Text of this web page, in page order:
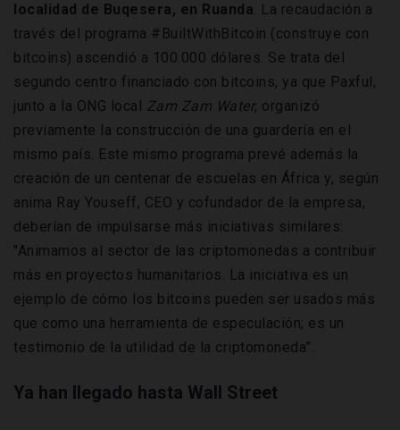
localidad de Buqesera, en Ruanda. La recaudación a
través del programa #BuiltWithBitcoin (construye con
bitcoins) ascendió a 100.000 dólares. Se trata del
segundo centro financiado con bitcoins, ya que Paxful,
junto a la ONG local Zam Zam Water, organizó
previamente la construcción de una guardería en el
mismo país. Este mismo programa prevé además la
creación de un centenar de escuelas en África y, según
anima Ray Youseff, CEO y cofundador de la empresa,
deberían de impulsarse más iniciativas similares:
"Animamos al sector de las criptomonedas a contribuir
más en proyectos humanitarios. La iniciativa es un
ejemplo de cómo los bitcoins pueden ser usados más
que como una herramienta de especulación; es un
testimonio de la utilidad de la criptomoneda”.
Ya han llegado hasta Wall Street